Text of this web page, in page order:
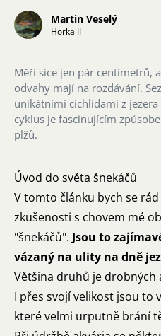
Martin Veselý
Horka II
Měří sice jen pár centimetrů,
odvahy mají na rozdávání.
unikátními cichlidami z
cyklus je fascinujícím
plžů.
Úvod do světa šnekáčů
V tomto článku bych se
zkušenosti s chovem mé
"šnekáčů". Jsou to
vázaný na ulity na dně
Většina druhů je
I přes svojí velikost jsou to
které velmi urputně brání